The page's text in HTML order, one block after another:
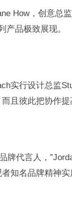
，创意总监
产品极致展现。
行设计总监
且彼此把协作提
代言人，
知名品牌精神实